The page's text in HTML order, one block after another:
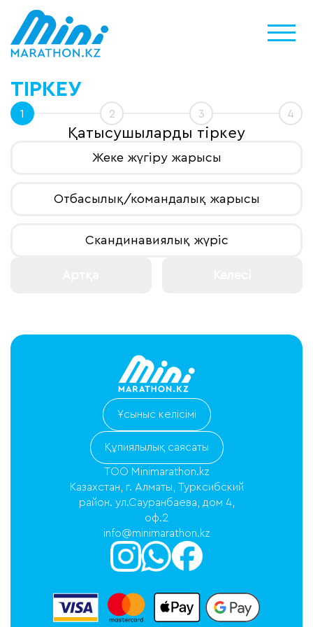
ТІРКЕУ
1 2 3 4
Қатысушыларды тіркеу
Жеке жүгіру жарысы
Отбасылық/командалық жарысы
Скандинавиялық жүріс
Ұсыныс келісімі
Құпиялылық саясаты
ТОО Minimarathon.kz
Казахстан, г. Алматы, Турксибский
район. ул.Сауранбаева, дом 4,
оф.2
info@minimarathon.kz